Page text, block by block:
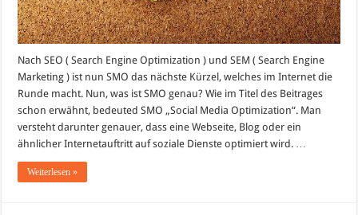
Nach SEO ( Search Engine Optimization ) und SEM ( Search Engine
Marketing ) ist nun SMO das nächste Kürzel, welches im Internet die
Runde macht. Nun, was ist SMO genau? Wie im Titel des Beitrages
schon erwähnt, bedeuted SMO „Social Media Optimization“. Man
versteht darunter genauer, dass eine Webseite, Blog oder ein
ähnlicher Internetauftritt auf soziale Dienste optimiert wird. …
Weiterlesen »